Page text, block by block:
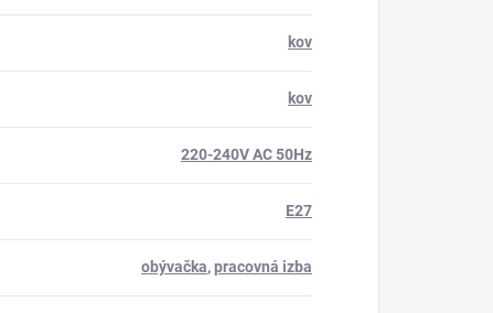
kov
kov
220-240V AC 50Hz
E27
obývačka,pracovná izba